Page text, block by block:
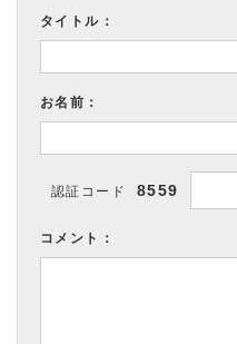
タイトル：
お名前：
認証コード 8559
コメント：